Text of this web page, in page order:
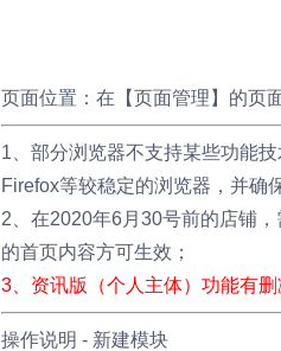
页面位置： 在【页面管理】的页
1、部分浏览器不支持某些功能
Firefox等较稳定的浏览器，并确
2、在2020年6月30号前的店铺
的首页内容方可生效；
3、资讯版（个人主体）功能有删
操作说明 - 新建模块